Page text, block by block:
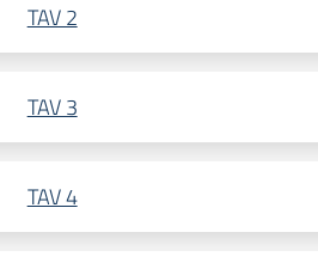
TAV 2
TAV 3
TAV 4